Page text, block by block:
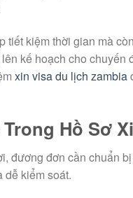
tiết kiệm thời gian mà
kế hoạch cho
xin visa du lịch zambia
Hồ Sơ
đương đơn cần chuẩn
dễ kiểm soát.